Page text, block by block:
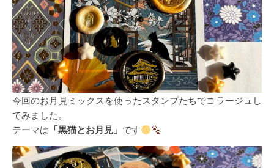
今回のお月見ミックスを使ったスタンプたちでコラージュし
てみました。
テーマは 「黒猫とお月見」 です